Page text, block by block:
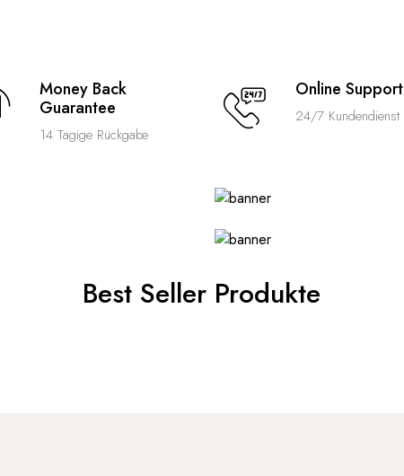
Money Back
Guarantee
14 Tagige Rückgabe
Online Support
24/7 Kundendienst
Best Seller Produkte